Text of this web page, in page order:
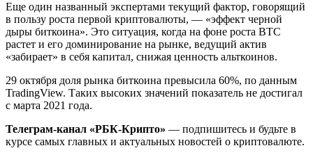
Еще один названный экспертами текущий фактор, говорящий
в пользу роста первой криптовалюты, — «эффект черной
дыры биткоина». Это ситуация, когда на фоне роста BTC
растет и его доминирование на рынке, ведущий актив
«забирает» в себя капитал, снижая ценность альткоинов.
29 октября доля рынка биткоина превысила 60%, по данным
TradingView. Таких высоких значений показатель не достигал
с марта 2021 года.
Телеграм-канал «РБК-Крипто» — подпишитесь и будьте в
курсе самых главных и актуальных новостей о криптовалюте.